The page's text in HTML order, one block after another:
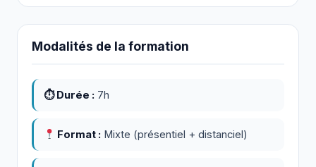
Modalités de la formation
⏱ Durée : 7h
Format : Mixte (présentiel + distanciel)